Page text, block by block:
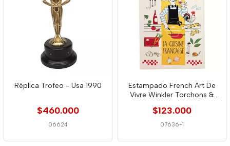
Réplica Trofeo - Usa 1990
$460.000
06624
Estampado French Art De
Vivre Winkler Torchons &
$123.000
07636-1